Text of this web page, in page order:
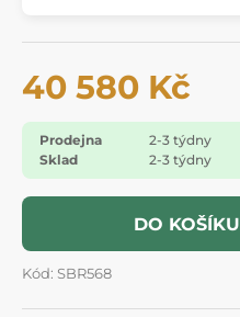
40 580 Kč
Prodejna
2-3 týdny
Sklad
2-3 týdny
DO KOŠÍKU
Kód: SBR568